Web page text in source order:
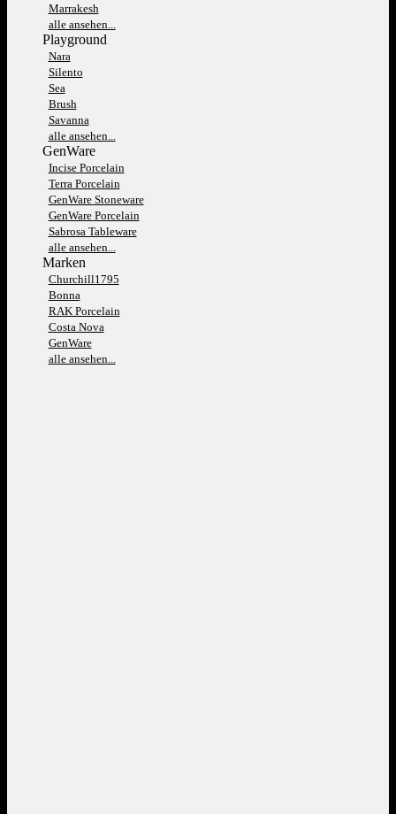
Marrakesh
alle ansehen...
Playground
Nara
Silento
Sea
Brush
Savanna
alle ansehen...
GenWare
Incise Porcelain
Terra Porcelain
GenWare Stoneware
GenWare Porcelain
Sabrosa Tableware
alle ansehen...
Marken
Churchill1795
Bonna
RAK Porcelain
Costa Nova
GenWare
alle ansehen...